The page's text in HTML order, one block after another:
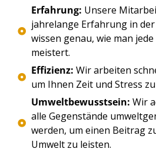
Erfahrung: Unsere
jahrelange Erfahrung in
wissen genau, wie man
meistert.
Effizienz: Wir arbeiten
um Ihnen Zeit und Stress
Umweltbewusstsein: Wir
alle Gegenstände
werden, um einen Beitrag
Umwelt zu leisten.